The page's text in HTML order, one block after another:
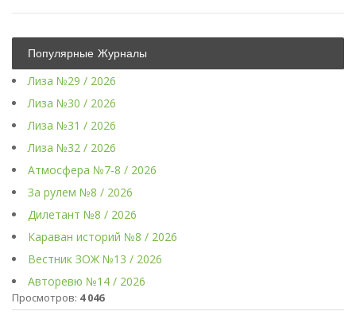
Популярные Журналы
Лиза №29 / 2026
Лиза №30 / 2026
Лиза №31 / 2026
Лиза №32 / 2026
Атмосфера №7-8 / 2026
За рулем №8 / 2026
Дилетант №8 / 2026
Караван историй №8 / 2026
Вестник ЗОЖ №13 / 2026
Авторевю №14 / 2026
Просмотров: 4 046